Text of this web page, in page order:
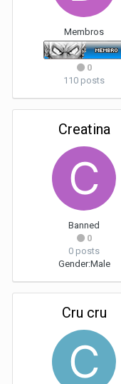
Membros
0
110 posts
Creatina
Banned
0
0 posts
Gender:Male
Cru cru